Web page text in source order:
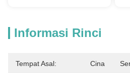
Informasi Rinci
Tempat Asal: Cina